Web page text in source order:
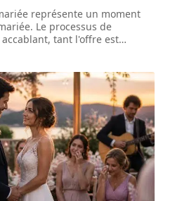
représente un moment
Le processus de
tant l'offre est…